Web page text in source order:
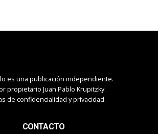
es una publicación independiente.
propietario Juan Pablo Krupitzky.
de confidencialidad y privacidad.
CONTACTO